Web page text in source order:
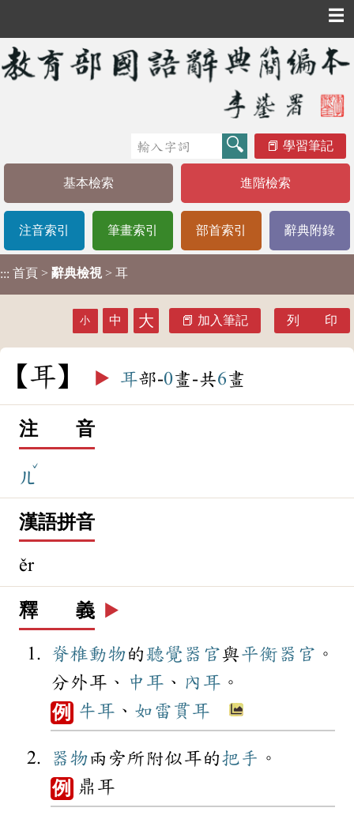
☰
學習筆記
基本檢索 進階檢索
注音索引 筆畫索引 部首索引 辭典附錄
::: 首頁 > 辭典檢視 > 耳
小 中 大 加入筆記 列 印
耳 ▶️ 耳部-0畫-共6畫
注 音
ㄦ
ˇ
漢語拼音
ěr
釋 義 ▶️
脊椎動物的聽覺 器官與平衡 器官 。
分外耳、
中耳 、 內耳 。
例 牛耳 、 如雷貫耳
器物兩旁所附似耳的把手 。
例 鼎耳